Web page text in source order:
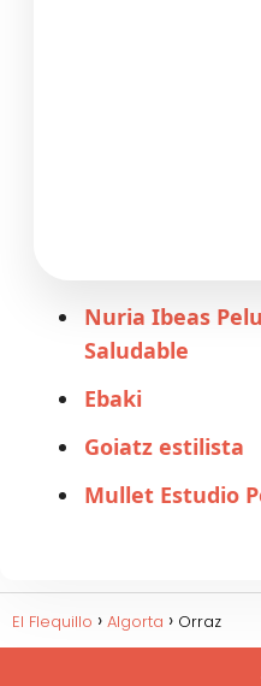
Nuria Ibeas
Saludable
Ebaki
Goiatz estilista
Mullet Estudio
El Flequillo Algorta Orraz